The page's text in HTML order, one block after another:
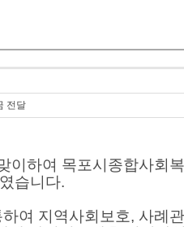
전달
하여 목포시종합사회
습니다.
여 지역사회보호, 사례